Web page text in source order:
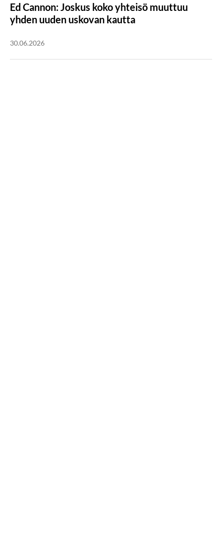
Ed Cannon: Joskus koko yhteisö muuttuu
yhden uuden uskovan kautta
30.06.2026